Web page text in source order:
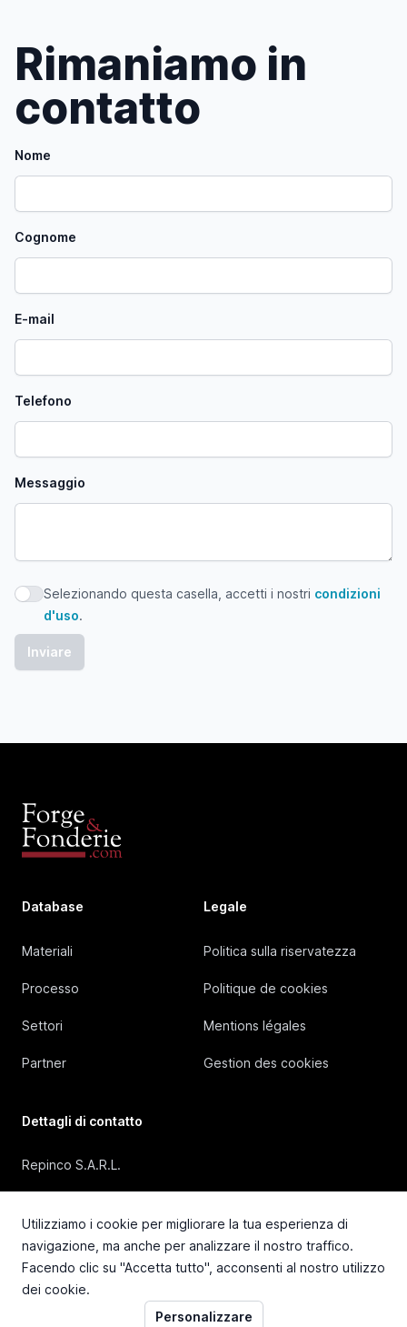
Utilizziamo i cookie per migliorare la tua esperienza di
navigazione, ma anche per analizzare il nostro traffico.
Facendo clic su "Accetta tutto", acconsenti al nostro utilizzo
dei cookie.
Personalizzare
Rimaniamo in
contatto
Nome
Cognome
E-mail
Telefono
Messaggio
Selezionando questa casella, accetti i nostri condizioni
Selezionando questa casella, accetti i nostri condizioni
d'uso.
Database
Materiali
Processo
Settori
Partner
Legale
Politica sulla riservatezza
Politique de cookies
Mentions légales
Gestion des cookies
Dettagli di contatto
Repinco S.A.R.L.
+33 4 72 36 87 87
contact@repinco.com